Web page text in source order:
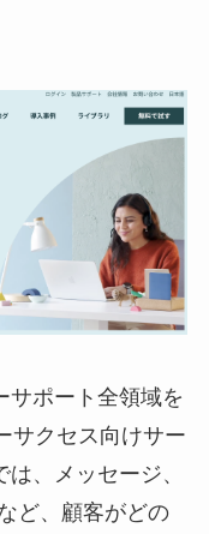
サポート全領域を
サクセス向けサー
、メッセージ、
ど、顧客がどの